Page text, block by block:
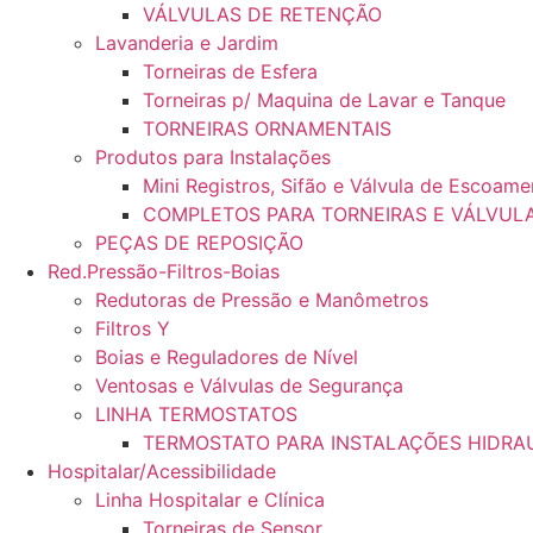
VÁLVULAS DE RETENÇÃO
Lavanderia e Jardim
Torneiras de Esfera
Torneiras p/ Maquina de Lavar e Tanque
TORNEIRAS ORNAMENTAIS
Produtos para Instalações
Mini Registros, Sifão e Válvula de
COMPLETOS PARA TORNEIRAS E
PEÇAS DE REPOSIÇÃO
Red.Pressão-Filtros-Boias
Redutoras de Pressão e Manômetros
Filtros Y
Boias e Reguladores de Nível
Ventosas e Válvulas de Segurança
LINHA TERMOSTATOS
TERMOSTATO PARA INSTALAÇÕES
Hospitalar/Acessibilidade
Linha Hospitalar e Clínica
Torneiras de Sensor